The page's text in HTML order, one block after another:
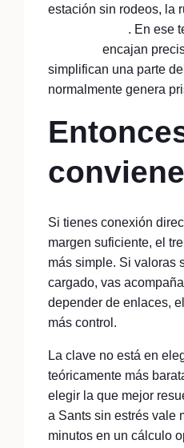
estación sin rodeos, la
. En ese
encajan
simplifican una parte
normalmente genera
Si tienes conexión
margen suficiente, el
más simple. Si valoras
cargado, vas
depender de enlaces,
más control.
La clave no está en
teóricamente más
elegir la que mejor
a Sants sin estrés vale
minutos en un cálculo